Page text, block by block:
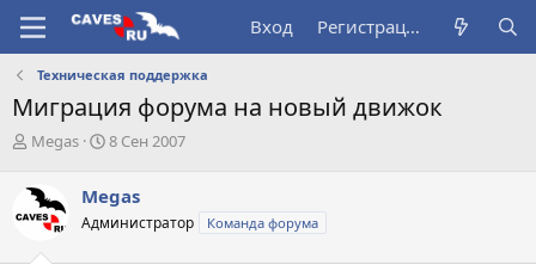
Вход Регистрация
Техническая поддержка
Миграция форума на новый движок
А
т
о
р
е
Megas
Д
а
н
ч
8 Сен 2007
Megas
Администратор Команда форума